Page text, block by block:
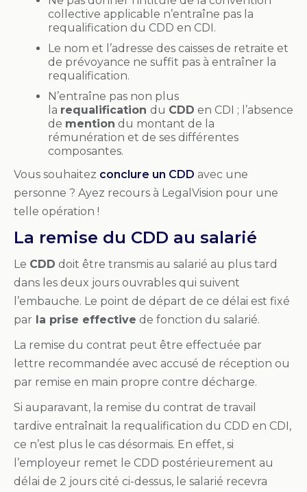
collective applicable n’entraîne pas la
requalification du CDD en CDI.
Le nom et l’adresse des caisses de retraite et
de prévoyance ne suffit pas à entraîner la
requalification.
N’entraîne pas non plus
la requalification du CDD en CDI ; l’absence
de mention du montant de la
rémunération et de ses différentes
composantes.
Vous souhaitez conclure un CDD avec une
personne ? Ayez recours à LegalVision pour une
telle opération !
La remise du CDD au salarié
Le CDD doit être transmis au salarié au plus tard
dans les deux jours ouvrables qui suivent
l’embauche. Le point de départ de ce délai est fixé
par la prise effective de fonction du salarié.
La remise du contrat peut être effectuée par
lettre recommandée avec accusé de réception ou
par remise en main propre contre décharge.
Si auparavant, la remise du contrat de travail
tardive entraînait la requalification du CDD en CDI,
ce n’est plus le cas désormais. En effet, si
l’employeur remet le CDD postérieurement au
délai de 2 jours cité ci-dessus, le salarié recevra